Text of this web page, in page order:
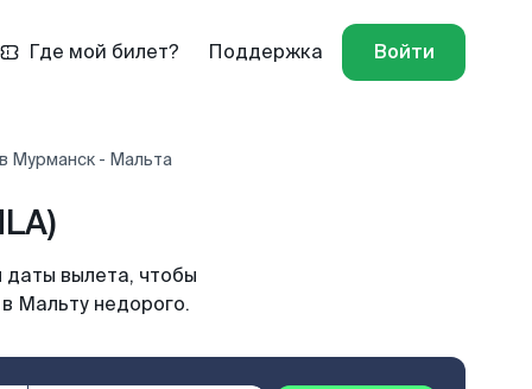
Где мой билет? Поддержка Войти
Мурманск - Мальта
вылета, чтобы
Мальту недорого.